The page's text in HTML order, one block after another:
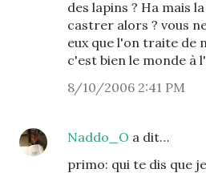
des lapins ? Ha mais
castrer alors ? vous
eux que l'on traite de
c'est bien le monde à
8/10/2006 2:41 PM
Naddo_O a dit…
primo: qui te dis que